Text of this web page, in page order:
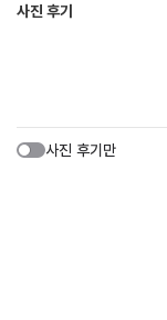
사진 후기
사진 후기만